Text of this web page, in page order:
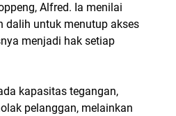
Alfred. Ia menilai
dalih untuk menutup akses
menjadi hak setiap
kapasitas tegangan,
pelanggan, melainkan